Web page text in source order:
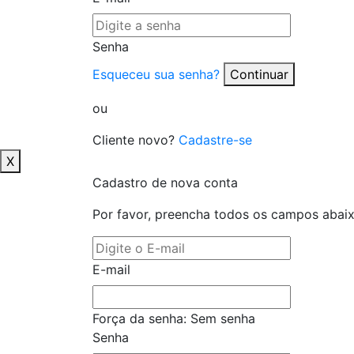
Senha
Esqueceu sua senha?
Continuar
ou
Cliente novo? Cadastre-se
X
Cadastro de nova conta
Por favor, preencha todos os campos
E-mail
Força da senha: Sem senha
Senha